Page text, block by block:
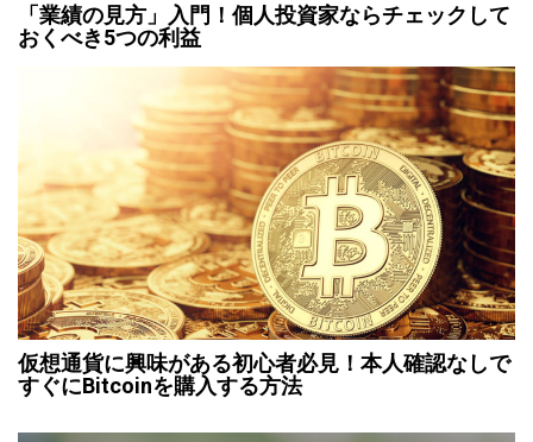
「業績の見方」入門！個人投資家ならチェックして
おくべき5つの利益
仮想通貨に興味がある初心者必見！本人確認なしで
すぐにBitcoinを購入する方法